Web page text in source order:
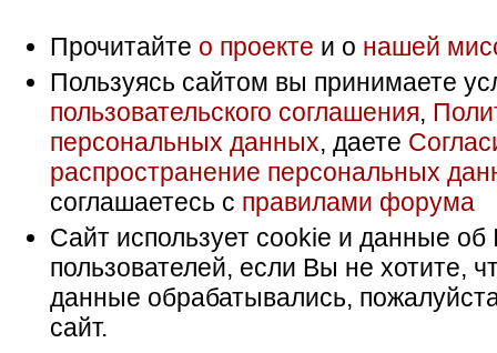
Прочитайте о проекте и о нашей
Пользуясь сайтом вы принимаете
пользовательского соглашения,
персональных данных, даете
распространение персональных
соглашаетесь с правилами форума
Сайт использует cookie и данные об
пользователей, если Вы не хотите,
данные обрабатывались,
сайт.